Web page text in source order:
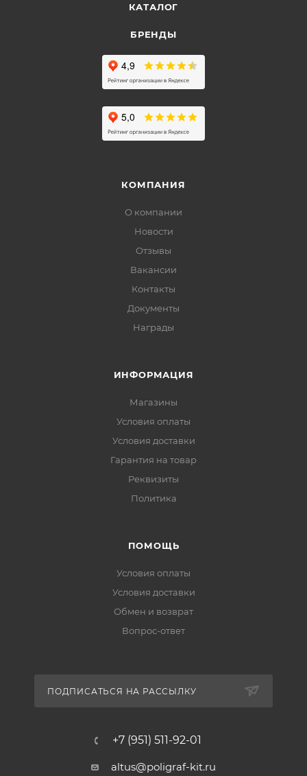
КАТАЛОГ
БРЕНДЫ
КОМПАНИЯ
О компании
Новости
Отзывы
Вакансии
Контакты
Документы
Награды
ИНФОРМАЦИЯ
Магазины
Условия оплаты
Условия доставки
Гарантия на товар
Реквизиты
Политика
ПОМОЩЬ
Условия оплаты
Условия доставки
Обмен и возврат
Вопрос-ответ
ПОДПИСАТЬСЯ НА РАССЫЛКУ
+7 (951) 511-92-01
altus@poligraf-kit.ru